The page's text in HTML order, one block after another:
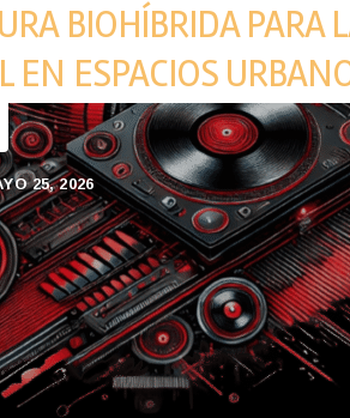
BIOHÍBRIDA PARA
EN ESPACIOS
25, 2026